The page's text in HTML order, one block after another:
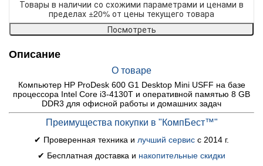
Товары в наличии со схожими параметрами и ценами в
пределах ±20% от цены текущего товара
Посмотреть
Описание
О товаре
Компьютер HP ProDesk 600 G1 Desktop Mini USFF на базе
процессора Intel Core i3-4130T и оперативной памятью 8 GB
DDR3 для офисной работы и домашних задач
Преимущества покупки в "КомпБест™"
✔ Проверенная техника и лучший сервис с 2014 г.
✔ Бесплатная доставка и накопительные скидки